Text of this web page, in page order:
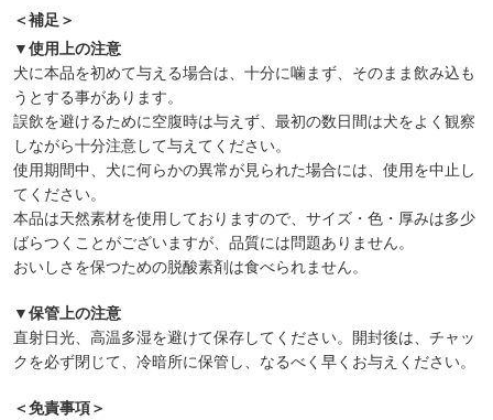
＜補足＞
▼使用上の注意
犬に本品を初めて与える場合は、十分に噛まず、そのまま飲み込も
うとする事があります。
誤飲を避けるために空腹時は与えず、最初の数日間は犬をよく観察
しながら十分注意して与えてください。
使用期間中、犬に何らかの異常が見られた場合には、使用を中止し
てください。
本品は天然素材を使用しておりますので、サイズ・色・厚みは多少
ばらつくことがございますが、品質には問題ありません。
おいしさを保つための脱酸素剤は食べられません。
▼保管上の注意
直射日光、高温多湿を避けて保存してください。開封後は、チャッ
クを必ず閉じて、冷暗所に保管し、なるべく早くお与えください。
＜免責事項＞